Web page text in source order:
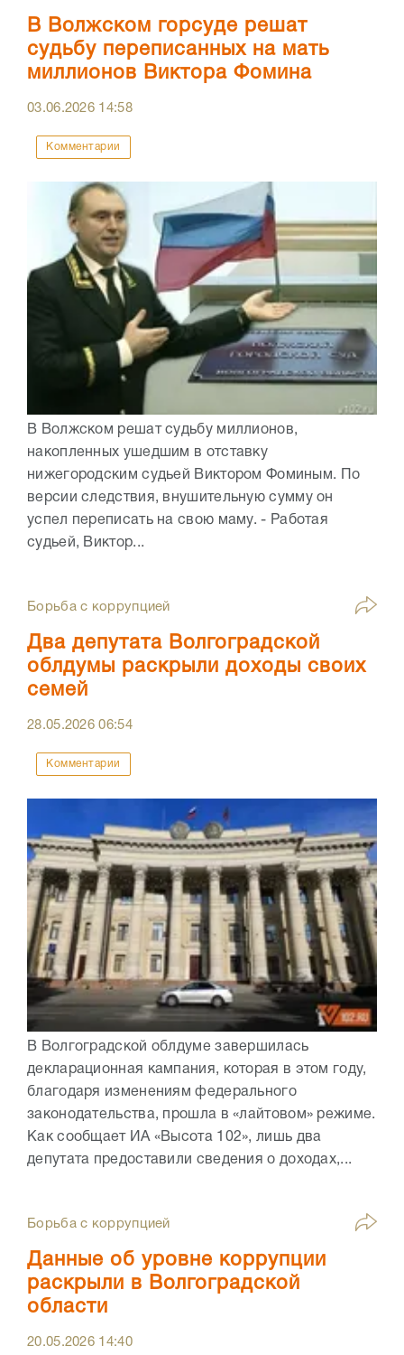
В Волжском горсуде решат
судьбу переписанных на мать
миллионов Виктора Фомина
03.06.2026 14:58
Комментарии
В Волжском решат судьбу миллионов,
накопленных ушедшим в отставку
нижегородским судьей Виктором Фоминым. По
версии следствия, внушительную сумму он
успел переписать на свою маму. - Работая
судьей, Виктор...
Борьба с коррупцией
Два депутата Волгоградской
облдумы раскрыли доходы своих
семей
28.05.202606:54
Комментарии
В Волгоградской облдуме завершилась
декларационная кампания, которая в этом году,
благодаря изменениям федерального
законодательства, прошла в «лайтовом» режиме.
Как сообщает ИА «Высота 102», лишь два
депутата предоставили сведения о доходах,...
Борьба с коррупцией
Данные об уровне коррупции
раскрыли в Волгоградской
области
20.05.2026 14:40